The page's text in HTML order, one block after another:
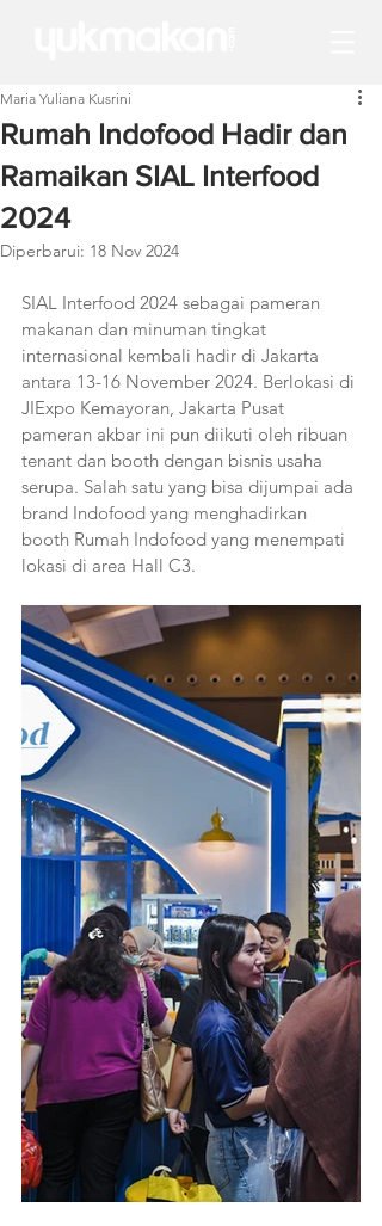
Rumah Indofood Hadir dan
Ramaikan SIAL Interfood
2024
Maria Yuliana Kusrini
Diperbarui: 18 Nov 2024
SIAL Interfood 2024 sebagai pameran
makanan dan minuman tingkat
internasional kembali hadir di Jakarta
antara 13-16 November 2024. Berlokasi di
JIExpo Kemayoran, Jakarta Pusat
pameran akbar ini pun diikuti oleh ribuan
tenant dan booth dengan bisnis usaha
serupa. Salah satu yang bisa dijumpai ada
brand Indofood yang menghadirkan
booth Rumah Indofood yang menempati
lokasi di area Hall C3.